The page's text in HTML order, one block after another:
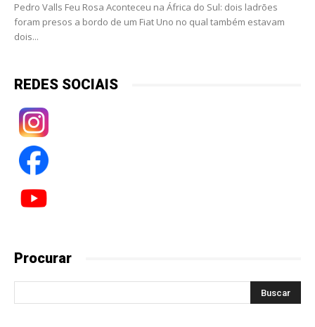
Pedro Valls Feu Rosa Aconteceu na África do Sul: dois ladrões
foram presos a bordo de um Fiat Uno no qual também estavam
dois...
REDES SOCIAIS
Procurar